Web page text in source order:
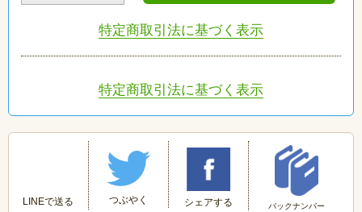
特定商取引法に基づく表示
特定商取引法に基づく表示
LINEで送る つぶやく シェアする バックナンバー